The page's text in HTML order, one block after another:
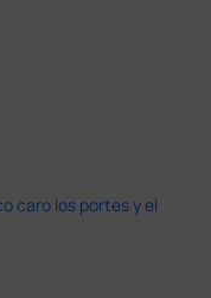
caro los portes y el